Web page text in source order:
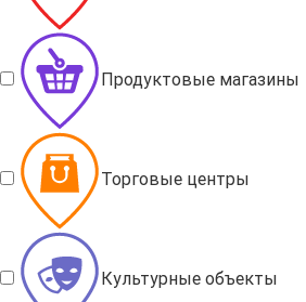
Продуктовые магазины
Торговые центры
Культурные объекты